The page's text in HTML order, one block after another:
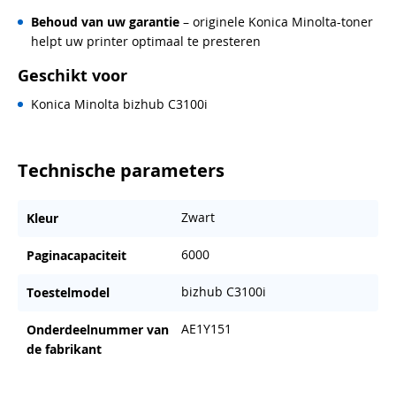
Behoud van uw garantie – originele Konica Minolta-toner
helpt uw printer optimaal te presteren
Geschikt voor
Konica Minolta bizhub C3100i
Technische parameters
Kleur Zwart
Paginacapaciteit 6000
Toestelmodel bizhub C3100i
Onderdeelnummer van
de fabrikant
AE1Y151